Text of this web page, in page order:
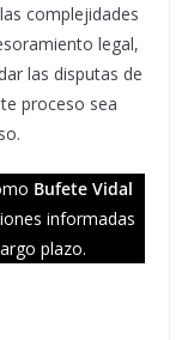
complejidades
legal,
las disputas de
proceso sea
Bufete Vidal
informadas
plazo.